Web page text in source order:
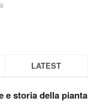
LATEST
e storia della pianta